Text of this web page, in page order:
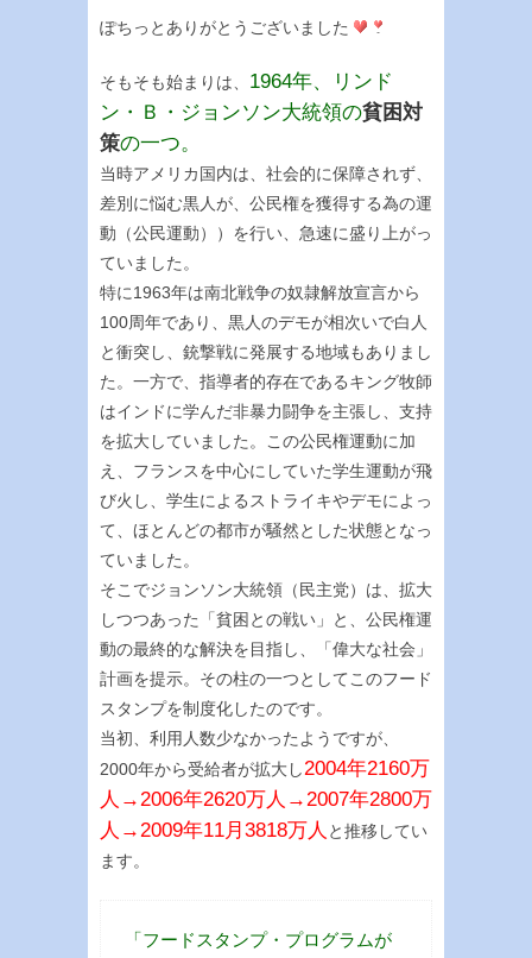
ぽちっとありがとうございました
そもそも始まりは、 1964年、リンド
ン・Ｂ・ジョンソン大統領の貧困対
策の一つ。
当時アメリカ国内は、社会的に保障されず、
差別に悩む黒人が、公民権を獲得する為の運
動（公民運動））を行い、急速に盛り上がっ
ていました。
特に1963年は南北戦争の奴隷解放宣言から
100周年であり、黒人のデモが相次いで白人
と衝突し、銃撃戦に発展する地域もありまし
た。一方で、指導者的存在であるキング牧師
はインドに学んだ非暴力闘争を主張し、支持
を拡大していました。この公民権運動に加
え、フランスを中心にしていた学生運動が飛
び火し、学生によるストライキやデモによっ
て、ほとんどの都市が騒然とした状態となっ
ていました。
そこでジョンソン大統領（民主党）は、拡大
しつつあった「貧困との戦い」と、公民権運
動の最終的な解決を目指し、「偉大な社会」
計画を提示。その柱の一つとしてこのフード
スタンプを制度化したのです。
当初、利用人数少なかったようですが、
2000年から受給者が拡大し2004年2160万
人→2006年2620万人→2007年2800万
人→2009年11月3818万人 と推移してい
ます。
「フードスタンプ・プログラムが